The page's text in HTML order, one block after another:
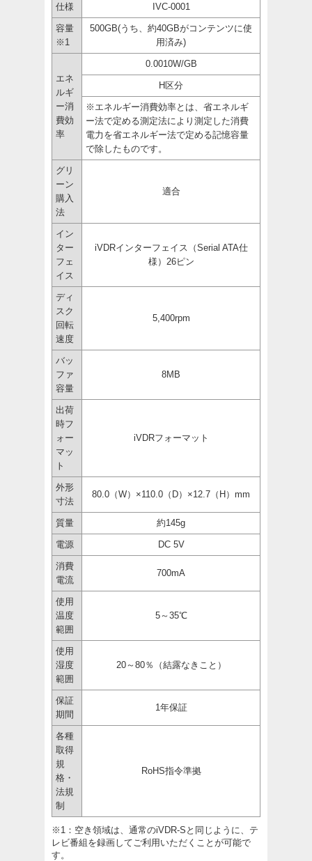
仕様 IVC-0001
容量
※1
500GB(うち、約40GBがコンテンツに使
用済み)
エネ
ルギ
ー消
費効
率
0.0010W/GB
H区分
※エネルギー消費効率とは、省エネルギ
ー法で定める測定法により測定した消費
電力を省エネルギー法で定める記憶容量
で除したものです。
グリ
ーン
購入
法
適合
イン
ター
フェ
イス
iVDRインターフェイス（Serial ATA仕
様）26ピン
ディ
スク
回転
速度
5,400rpm
バッ
ファ
容量
8MB
出荷
時フ
ォー
マッ
ト
iVDRフォーマット
外形
寸法
80.0（W）×110.0（D）×12.7（H）mm
質量 約145g
電源 DC 5V
消費
電流
700mA
使用
温度
範囲
5～35℃
使用
湿度
範囲
20～80％（結露なきこと）
保証
期間
1年保証
各種
取得
規
格・
法規
制
RoHS指令準拠
※1：空き領域は、通常のiVDR-Sと同じように、テ
レビ番組を録画してご利用いただくことが可能で
す。